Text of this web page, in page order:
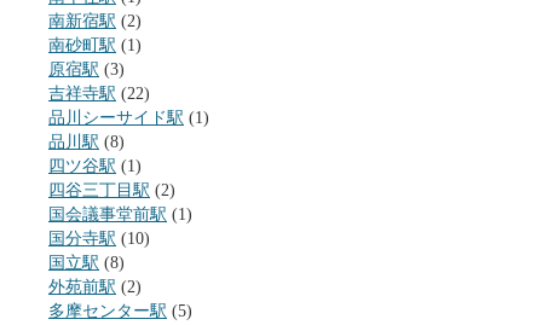
南新宿駅 (2)
南砂町駅 (1)
原宿駅 (3)
吉祥寺駅 (22)
品川シーサイド駅 (1)
品川駅 (8)
四ツ谷駅 (1)
四谷三丁目駅 (2)
国会議事堂前駅 (1)
国分寺駅 (10)
国立駅 (8)
外苑前駅 (2)
多摩センター駅 (5)